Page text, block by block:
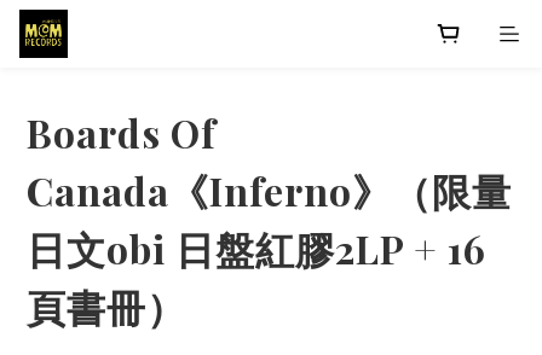
Boards Of
Canada《Inferno》（限量
日文obi 日盤紅膠2LP + 16
頁書冊）